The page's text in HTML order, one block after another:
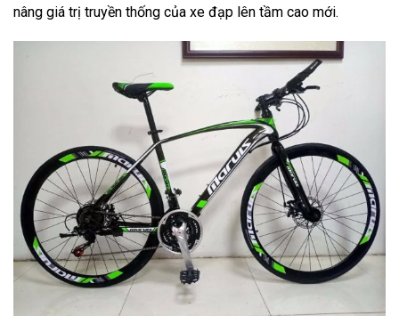
nâng giá trị truyền thống của xe đạp lên tầm cao mới.